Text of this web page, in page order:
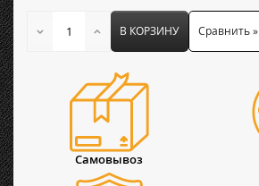
В КОРЗИНУ Сравнить »
Самовывоз